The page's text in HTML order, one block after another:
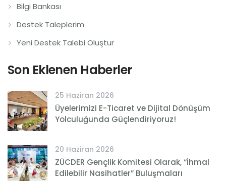
Bilgi Bankası
Destek Taleplerim
Yeni Destek Talebi Oluştur
Son Eklenen Haberler
25 Haziran 2026
Üyelerimizi E-Ticaret ve Dijital Dönüşüm
Yolculuğunda Güçlendiriyoruz!
20 Haziran 2026
ZÜCDER Gençlik Komitesi Olarak, “İhmal
Edilebilir Nasihatler” Buluşmaları